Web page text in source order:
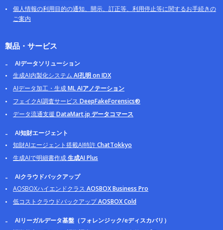
個人情報の利用目的の通知、開示、訂正等、利用停止等に関するお手続きの
ご案内
製品・サービス
AIデータソリューション
生成AI内製化システム AI孔明 on IDX
AIデータ加工・生成ML AIアノテーション
フェイクAI調査サービス DeepFakeForensics®
データ流通支援DataMart.jp データコマース
AI知財エージェント
知財AIエージェント搭載AI特許ChatTokkyo
生成AIで明細書作成生成AI Plus
AIクラウドバックアップ
AOSBOXハイエンドクラス AOSBOX Business Pro
低コストクラウドバックアップAOSBOX Cold
AIリーガルデータ基盤（フォレンジック/eディスカバリ）